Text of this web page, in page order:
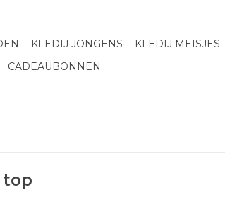
KLEDIJ JONGENS KLEDIJ MEISJES
CADEAUBONNEN